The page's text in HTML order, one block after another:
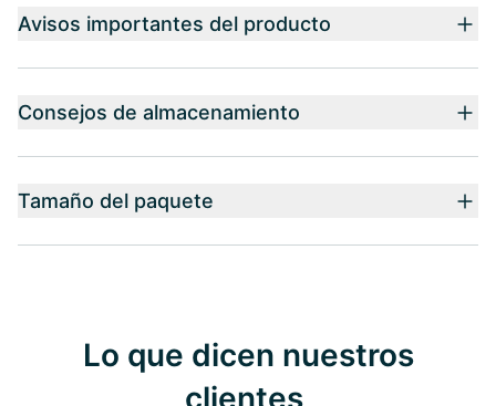
Avisos importantes del producto
Consejos de almacenamiento
Tamaño del paquete
Lo que dicen nuestros
clientes